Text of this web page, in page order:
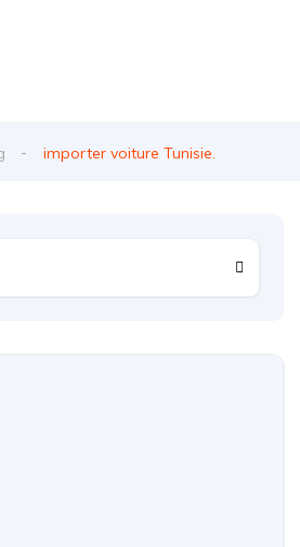
importer voiture Tunisie.